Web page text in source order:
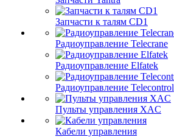
Запчасти к талям CD1
Радиоуправление Telecrane
Радиоуправление Elfatek
Радиоуправление Telecontrol
Пульты управления XAC
Кабели управления